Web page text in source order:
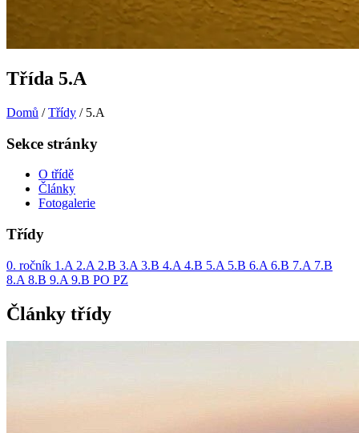
Třída 5.A
Domů / Třídy / 5.A
Sekce stránky
O třídě
Články
Fotogalerie
Třídy
0. ročník 1.A 2.A 2.B 3.A 3.B 4.A 4.B 5.A 5.B 6.A 6.B 7.A 7.B
8.A 8.B 9.A 9.B PO PZ
Články třídy